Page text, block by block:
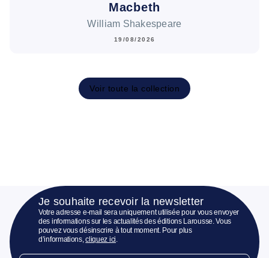
Macbeth
William Shakespeare
19/08/2026
Voir toute la collection
Je souhaite recevoir la newsletter
Votre adresse e-mail sera uniquement utilisée pour vous envoyer
des informations sur les actualités des éditions Larousse. Vous
pouvez vous désinscrire à tout moment. Pour plus
d’informations,cliquez ici.